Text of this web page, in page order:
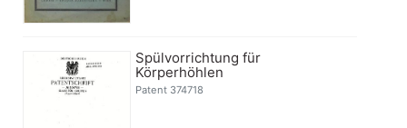
Spülvorrichtung für
Körperhöhlen
Patent 374718